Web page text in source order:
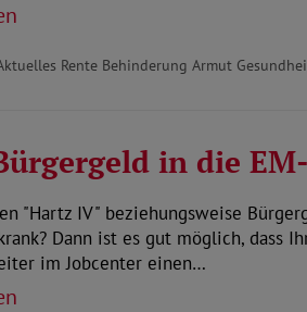
Rente Behinderung Armut
in die
"Hartz IV" beziehungsweise
Dann ist es gut möglich, dass
im Jobcenter einen…